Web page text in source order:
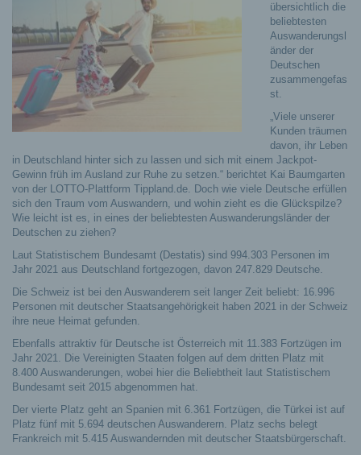
übersichtlich die
beliebtesten
Auswanderungsl
änder der
Deutschen
zusammengefas
st.
„Viele unserer
Kunden träumen
davon, ihr Leben
in Deutschland hinter sich zu lassen und sich mit einem Jackpot-
Gewinn früh im Ausland zur Ruhe zu setzen.“ berichtet Kai Baumgarten
von der LOTTO-Plattform Tippland.de. Doch wie viele Deutsche erfüllen
sich den Traum vom Auswandern, und wohin zieht es die Glückspilze?
Wie leicht ist es, in eines der beliebtesten Auswanderungsländer der
Deutschen zu ziehen?
Laut Statistischem Bundesamt (Destatis) sind 994.303 Personen im
Jahr 2021 aus Deutschland fortgezogen, davon 247.829 Deutsche.
Die Schweiz ist bei den Auswanderern seit langer Zeit beliebt: 16.996
Personen mit deutscher Staatsangehörigkeit haben 2021 in der Schweiz
ihre neue Heimat gefunden.
Ebenfalls attraktiv für Deutsche ist Österreich mit 11.383 Fortzügen im
Jahr 2021. Die Vereinigten Staaten folgen auf dem dritten Platz mit
8.400 Auswanderungen, wobei hier die Beliebtheit laut Statistischem
Bundesamt seit 2015 abgenommen hat.
Der vierte Platz geht an Spanien mit 6.361 Fortzügen, die Türkei ist auf
Platz fünf mit 5.694 deutschen Auswanderern. Platz sechs belegt
Frankreich mit 5.415 Auswandernden mit deutscher Staatsbürgerschaft.